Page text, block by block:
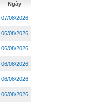
Ngày
07/08/2026
06/08/2026
06/08/2026
06/08/2026
06/08/2026
06/08/2026